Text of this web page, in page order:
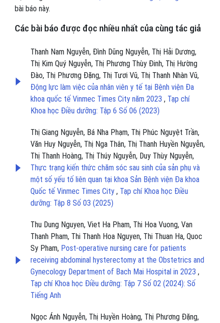
bài báo này.
Các bài báo được đọc nhiều nhất của cùng tác giả
Thanh Nam Nguyễn, Đình Dũng Nguyễn, Thị Hải Dương,
Thị Kim Quý Nguyễn, Thị Phương Thùy Đinh, Thị Hường
Đào, Thị Phương Đặng, Thị Tươi Vũ, Thị Thanh Nhàn Vũ,
Động lực làm việc của nhân viên y tế tại Bệnh viện Đa
khoa quốc tế Vinmec Times City năm 2023 , Tạp chí
Khoa học Điều dưỡng: Tập 6 Số 06 (2023)
Thị Giang Nguyễn, Bá Nha Phạm, Thị Phúc Nguyệt Trần,
Văn Huy Nguyễn, Thị Nga Thân, Thị Thanh Huyền Nguyễn,
Thị Thanh Hoàng, Thị Thúy Nguyễn, Duy Thùy Nguyễn,
Thực trạng kiến thức chăm sóc sau sinh của sản phụ và
một số yếu tố liên quan tại khoa Sản Bệnh viện Đa khoa
Quốc tế Vinmec Times City , Tạp chí Khoa học Điều
dưỡng: Tập 8 Số 03 (2025)
Thu Dung Nguyen, Viet Ha Pham, Thi Hoa Vuong, Van
Thanh Pham, Thi Thanh Hoa Nguyen, Thi Thuan Ha, Quoc
Sy Pham, Post-operative nursing care for patients
receiving abdominal hysterectomy at the Obstetrics and
Gynecology Department of Bach Mai Hospital in 2023 ,
Tạp chí Khoa học Điều dưỡng: Tập 7 Số 02 (2024): Số
Tiếng Anh
Ngọc Ánh Nguyễn, Thị Huyền Hoàng, Thị Phương Đặng,